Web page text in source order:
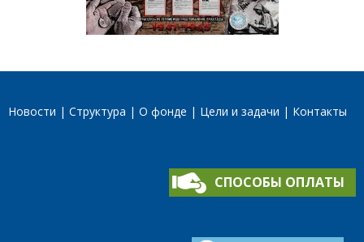
Новости Структура О фонде Цели и задачи Контакты
СПОСОБЫ ОПЛАТЫ